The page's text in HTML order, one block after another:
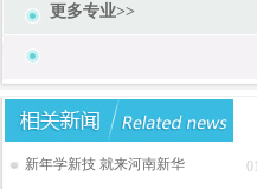
更多专业>>
新年学新技 就来河南新华